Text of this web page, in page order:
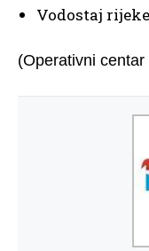
Vodostaj
(Operativni